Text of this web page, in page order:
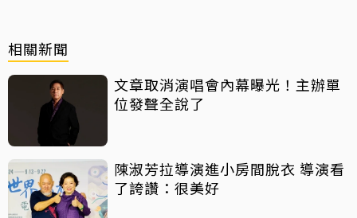
相關新聞
文章取消演唱會內幕曝光！主辦單
位發聲全說了
陳淑芳拉導演進小房間脫衣 導演看
了誇讚：很美好